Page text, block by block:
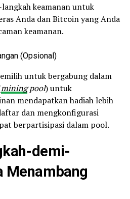
keamanan untuk
Anda dan Bitcoin yang Anda
keamanan.
(Opsional)
untuk bergabung dalam
miningpool) untuk
mendapatkan hadiah lebih
dan mengkonfigurasi
berpartisipasi dalam pool.
demi-
Menambang